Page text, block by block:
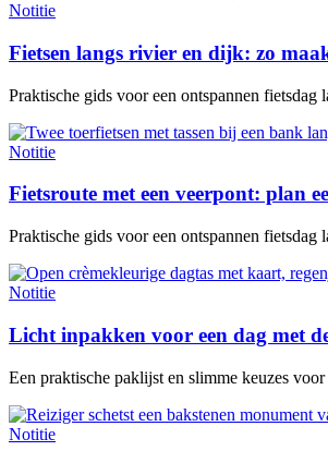
Notitie
Fietsen langs rivier en dijk: zo
Praktische gids voor een ontspannen
Notitie
Fietsroute met een veerpont: plan
Praktische gids voor een ontspannen
Notitie
Licht inpakken voor een dag met
Een praktische paklijst en slimme keuzes
Notitie